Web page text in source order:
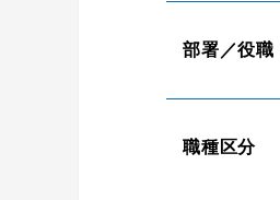
部署／役職
職種区分